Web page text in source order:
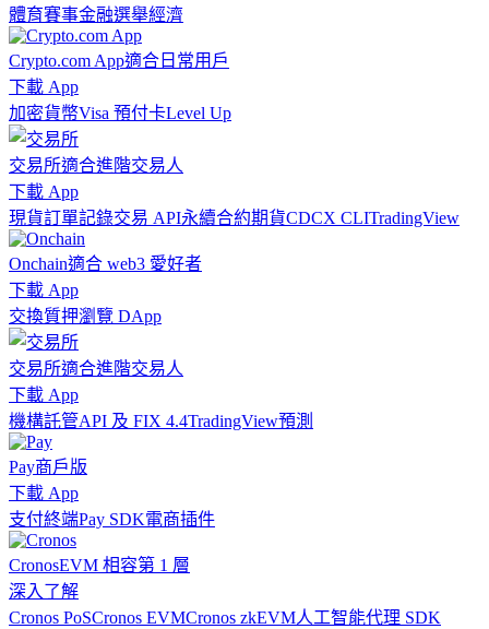
體育賽事金融選舉經濟
Crypto.com App適合日常用戶
下載 App
加密貨幣Visa 預付卡Level Up
交易所適合進階交易人
下載 App
現貨訂單記錄交易 API永續合約期貨CDCX CLITradingView
Onchain適合 web3 愛好者
下載 App
交換質押瀏覽 DApp
交易所適合進階交易人
下載 App
機構託管API 及 FIX 4.4TradingView預測
Pay商戶版
下載 App
支付終端Pay SDK電商插件
CronosEVM 相容第 1 層
深入了解
Cronos PoSCronos EVMCronos zkEVM人工智能代理 SDK